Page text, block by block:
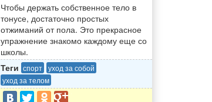
Чтобы держать собственное тело в
тонусе, достаточно простых
отжиманий от пола. Это прекрасное
упражнение знакомо каждому еще со
школы.
Теги спорт уход за собой
уход за телом